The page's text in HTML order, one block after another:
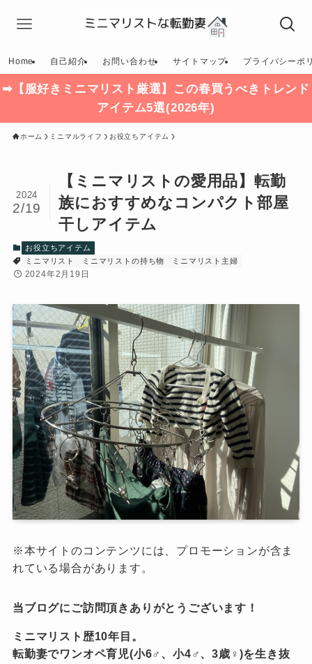
Home 自己紹介 お問い合わせ サイトマップ プライバシーポ
➡【服好きミニマリスト厳選】この春買うべきトレンド
アイテム5選(2026年)
ホーム ミニマルライフ お役立ちアイテム
【ミニマリストの愛用品】転勤
族におすすめなコンパクト部屋
干しアイテム
2024
2/19
お役立ちアイテム
ミニマリスト
ミニマリストの持ち物 ミニマリスト主婦
2024年2月19日
※本サイトのコンテンツには、プロモーションが含ま
れている場合があります。
当ブログにご訪問頂きありがとうございます！
ミニマリスト歴10年目。
転勤妻でワンオペ育児(小6♂、小4♂、3歳♀)を生き抜